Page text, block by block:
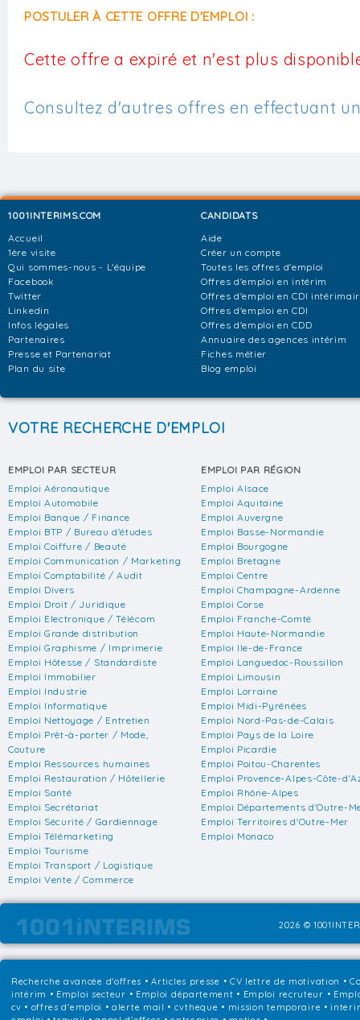
POSTULER À CETTE OFFRE D'EMPLOI :
Cette offre a expiré et n'est plus
Consultez d'autres offres en effectuant
1001INTERIMS.COM
Accueil
1ère visite
Qui sommes-nous - L'équipe
Facebook
Twitter
Linkedin
Infos légales
Partenaires
Presse et Partenariat
Plan du site
CANDIDATS
Aide
Créer un compte
Toutes les offres d'emploi
Offres d'emploi en intérim
Offres d'emploi en CDI
Offres d'emploi en CDI
Offres d'emploi en CDD
Annuaire des agences intérim
Fiches métier
Blog emploi
VOTRE RECHERCHE D'EMPLOI
EMPLOI PAR SECTEUR
Emploi Aéronautique
Emploi Automobile
Emploi Banque / Finance
Emploi BTP / Bureau d'études
Emploi Coiffure / Beauté
Emploi Communication / Marketing
Emploi Comptabilité / Audit
Emploi Divers
Emploi Droit / Juridique
Emploi Electronique / Télécom
Emploi Grande distribution
Emploi Graphisme / Imprimerie
Emploi Hôtesse / Standardiste
Emploi Immobilier
Emploi Industrie
Emploi Informatique
Emploi Nettoyage / Entretien
Emploi Prêt-à-porter / Mode,
Couture
Emploi Ressources humaines
Emploi Restauration / Hôtellerie
Emploi Santé
Emploi Secrétariat
Emploi Sécurité / Gardiennage
Emploi Télémarketing
Emploi Tourisme
Emploi Transport / Logistique
Emploi Vente / Commerce
EMPLOI PAR RÉGION
Emploi Alsace
Emploi Aquitaine
Emploi Auvergne
Emploi Basse-Normandie
Emploi Bourgogne
Emploi Bretagne
Emploi Centre
Emploi Champagne-Ardenne
Emploi Corse
Emploi Franche-Comté
Emploi Haute-Normandie
Emploi Ile-de-France
Emploi Languedoc-Roussillon
Emploi Limousin
Emploi Lorraine
Emploi Midi-Pyrénées
Emploi Nord-Pas-de-Calais
Emploi Pays de la Loire
Emploi Picardie
Emploi Poitou-Charentes
Emploi Provence-Alpes-Côte-
Emploi Rhône-Alpes
Emploi Départements d'Outre-
Emploi Territoires d'Outre-Mer
Emploi Monaco
2026 ©
Recherche avancée d'offres •Articles presse • CV lettre de motivation •
intérim • Emploi secteur • Emploi département • Emploi recruteur •
cv • offres d'emploi • alerte mail • cvtheque • mission temporaire •